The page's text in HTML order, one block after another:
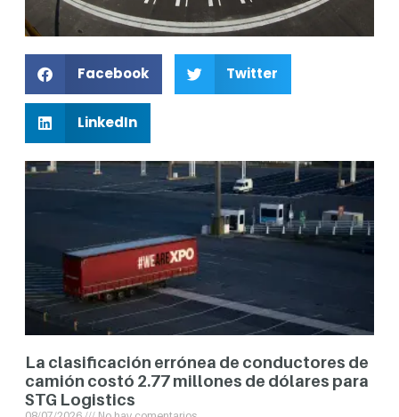
Facebook Twitter
LinkedIn
La clasificación errónea de conductores de
camión costó 2.77 millones de dólares para
STG Logistics